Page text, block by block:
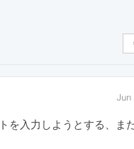
Jun
入力しようとする、ま